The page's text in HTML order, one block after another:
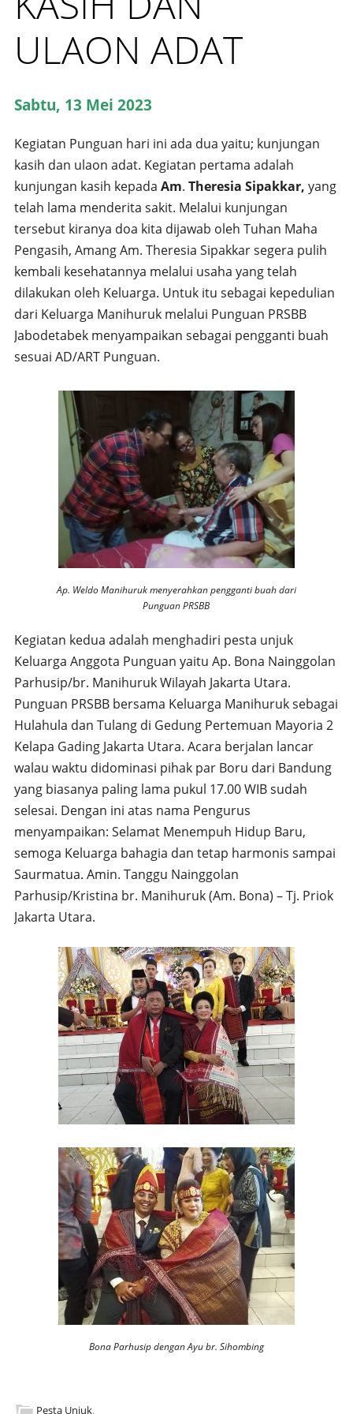
ULAON ADAT
Sabtu, 13 Mei 2023
Kegiatan Punguan hari ini ada dua yaitu; kunjungan
kasih dan ulaon adat. Kegiatan pertama adalah
kunjungan kasih kepada Am. Theresia Sipakkar, yang
telah lama menderita sakit. Melalui kunjungan
tersebut kiranya doa kita dijawab oleh Tuhan Maha
Pengasih, Amang Am. Theresia Sipakkar segera pulih
kembali kesehatannya melalui usaha yang telah
dilakukan oleh Keluarga. Untuk itu sebagai kepedulian
dari Keluarga Manihuruk melalui Punguan PRSBB
Jabodetabek menyampaikan sebagai pengganti buah
sesuai AD/ART Punguan.
Ap. Weldo Manihuruk menyerahkan pengganti buah dari
Punguan PRSBB
Kegiatan kedua adalah menghadiri pesta unjuk
Keluarga Anggota Punguan yaitu Ap. Bona Nainggolan
Parhusip/br. Manihuruk Wilayah Jakarta Utara.
Punguan PRSBB bersama Keluarga Manihuruk sebagai
Hulahula dan Tulang di Gedung Pertemuan Mayoria 2
Kelapa Gading Jakarta Utara. Acara berjalan lancar
walau waktu didominasi pihak par Boru dari Bandung
yang biasanya paling lama pukul 17.00 WIB sudah
selesai. Dengan ini atas nama Pengurus
menyampaikan: Selamat Menempuh Hidup Baru,
semoga Keluarga bahagia dan tetap harmonis sampai
Saurmatua. Amin. Tanggu Nainggolan
Parhusip/Kristina br. Manihuruk (Am. Bona) – Tj. Priok
Jakarta Utara.
Bona Parhusip dengan Ayu br. Sihombing
Pesta Unjuk.